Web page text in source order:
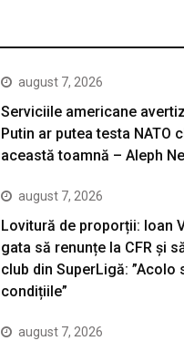
august 7, 2026
Serviciile americane
Putin ar putea testa NATO
această toamnă – Aleph
august 7, 2026
Lovitură de proporții: Ioan
gata să renunțe la CFR și
club din SuperLigă: ”Acolo
condițiile”
august 7, 2026